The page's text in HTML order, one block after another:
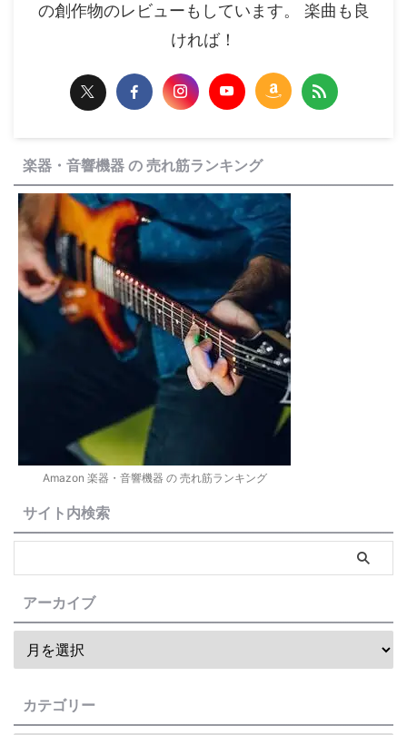
の創作物のレビューもしています。 楽曲も良
ければ！
楽器・音響機器 の 売れ筋ランキング
Amazon 楽器・音響機器 の 売れ筋ランキング
サイト内検索
アーカイブ
カテゴリー